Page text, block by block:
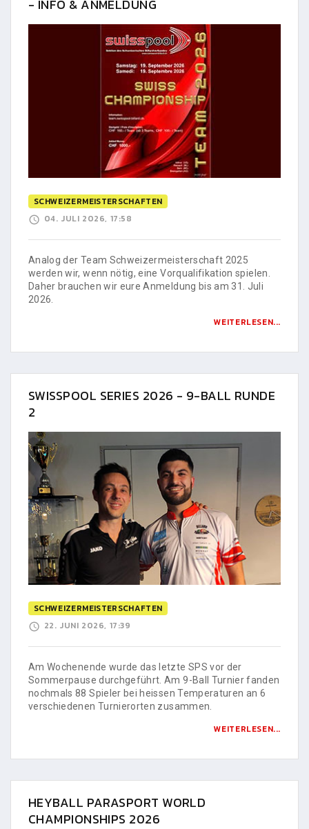
- INFO & ANMELDUNG
SCHWEIZERMEISTERSCHAFTEN
04. JULI 2026, 17:58
Analog der Team Schweizermeisterschaft 2025
werden wir, wenn nötig, eine Vorqualifikation spielen.
Daher brauchen wir eure Anmeldung bis am 31. Juli
2026.
WEITERLESEN...
SWISSPOOL SERIES 2026 - 9-BALL RUNDE
2
SCHWEIZERMEISTERSCHAFTEN
22. JUNI 2026, 17:39
Am Wochenende wurde das letzte SPS vor der
Sommerpause durchgeführt. Am 9-Ball Turnier fanden
nochmals 88 Spieler bei heissen Temperaturen an 6
verschiedenen Turnierorten zusammen.
WEITERLESEN...
HEYBALL PARASPORT WORLD
CHAMPIONSHIPS 2026